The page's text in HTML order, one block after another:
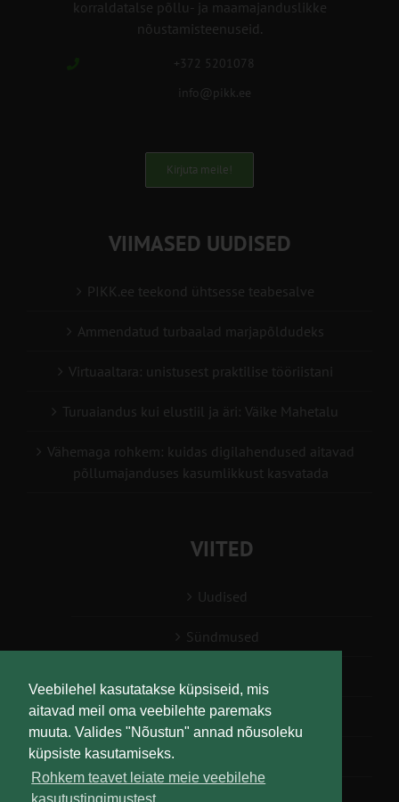
Veebilehel kasutatakse küpsiseid, mis
aitavad meil oma veebilehte paremaks
muuta. Valides "Nõustun" annad nõusoleku
küpsiste kasutamiseks.
Rohkem teavet leiate meie veebilehe
korraldatalse põllu- ja maamajanduslikke
nõustamisteenuseid.
+372 5201078
info@pikk.ee
Kirjuta meile!
VIIMASED UUDISED
PIKK.ee teekond ühtsesse teabesalve
Ammendatud turbaalad marjapõldudeks
Virtuaaltara: unistusest praktilise tööriistani
Turuaiandus kui elustiil ja äri: Väike Mahetalu
Vähemaga rohkem: kuidas digilahendused aitavad
põllumajanduses kasumlikkust kasvatada
VIITED
Uudised
Sündmused
Teabesalv
Liitu uudiskirjaga